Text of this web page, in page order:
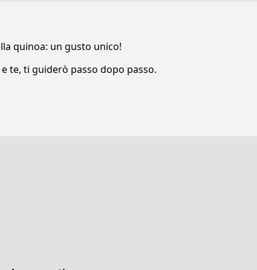
quinoa: un gusto unico!
te, ti guiderò passo dopo passo.